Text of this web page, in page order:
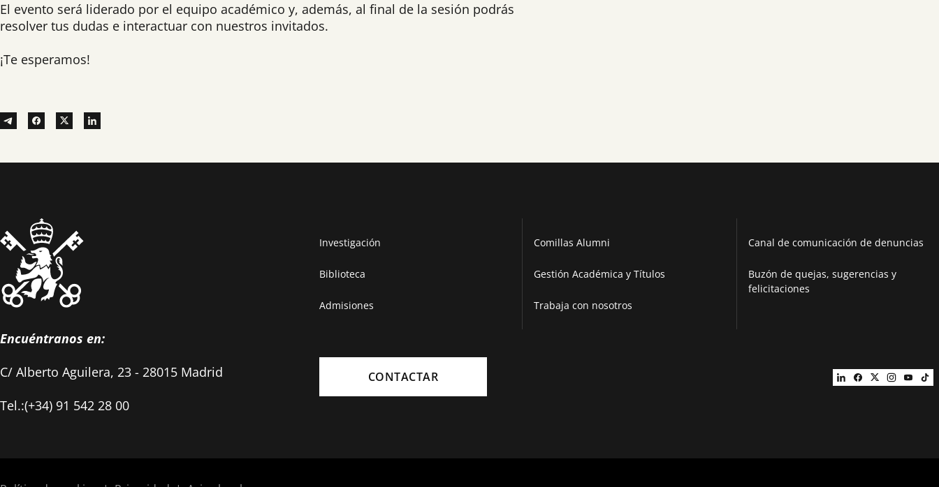
El evento será liderado por el equipo académico y, además, al final de la sesión podrás
resolver tus dudas e interactuar con nuestros invitados.
¡Te esperamos!
Encuéntranos en:
C/ Alberto Aguilera, 23 - 28015 Madrid
Tel.:(+34) 91 542 28 00
Investigación
Biblioteca
Admisiones
Comillas Alumni
Gestión Académica y Títulos
Trabaja con nosotros
Canal de comunicación de denuncias
Buzón de quejas, sugerencias y
felicitaciones
CONTACTAR